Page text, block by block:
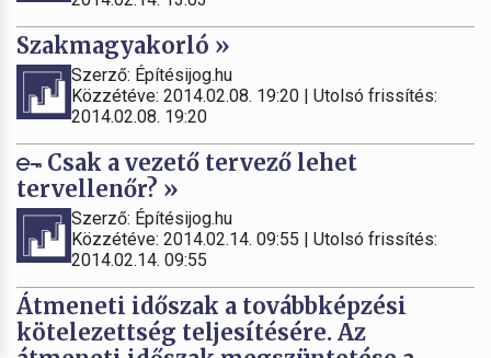
Szakmagyakorló »
Szerző: Építésijog.hu
Közzétéve: 2014.02.08. 19:20 | Utolsó frissítés:
2014.02.08. 19:20
Csak a vezető tervező lehet
tervellenőr? »
Szerző: Építésijog.hu
Közzétéve: 2014.02.14. 09:55 | Utolsó frissítés:
2014.02.14. 09:55
Átmeneti időszak a továbbképzési
kötelezettség teljesítésére. Az